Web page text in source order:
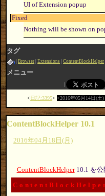
UI of Extension popup
Fixed
Nothing will be shown on
タグ
Browser Extensions ContentBlockHelper
メニュー
日記:3395 2016年05月14日(土
ContentBlockHelper 10.1
2016年04月18日(月)
ContentBlockHelper10.1 を公